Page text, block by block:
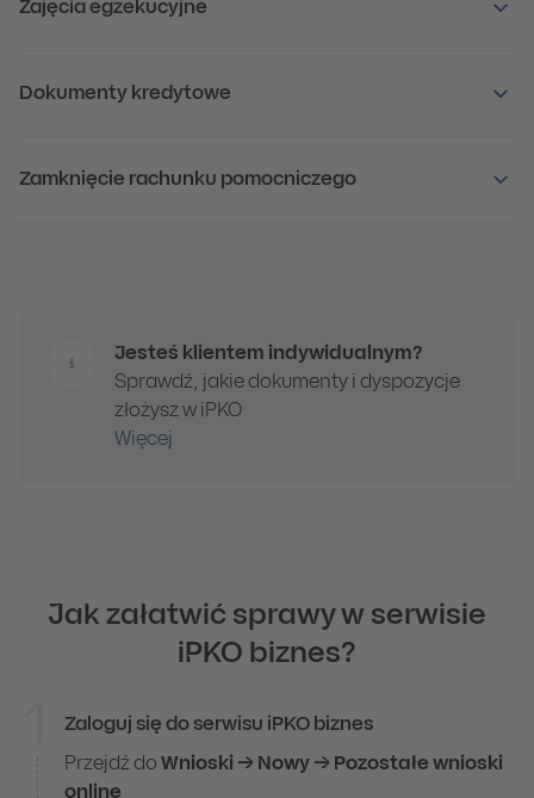
Zajęcia egzekucyjne
Dokumenty kredytowe
Zamknięcie rachunku pomocniczego
Jesteś klientem indywidualnym?
Sprawdź, jakie dokumenty i dyspozycje
złożysz w iPKO
Więcej
Jak załatwić sprawy w serwisie
iPKO biznes?
Jak załatwić sprawy w serwisie iPKO biznes?
Zaloguj się do serwisu iPKO biznes
Przejdź do Wnioski → Nowy → Pozosta łe wnioski
online